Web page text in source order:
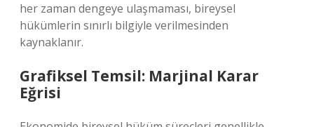
her zaman dengeye ulaşmaması, bireysel
hükümlerin sınırlı bilgiyle verilmesinden
kaynaklanır.
Grafiksel Temsil: Marjinal Karar
Eğrisi